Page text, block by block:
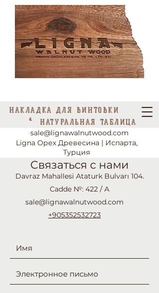
НАКЛАДКА ДЛЯ ВИНТОВКИ
& НАТУРАЛЬНАЯ ТАБЛИЦА
Ligna Орех Древесина | Испарта,
Турция
sale@lignawalnutwood.com
Связаться с нами
Davraz Mahallesi Ataturk Bulvarı 104.
Cadde №: 422 / A
sale@lignawalnutwood.com
+905352532723